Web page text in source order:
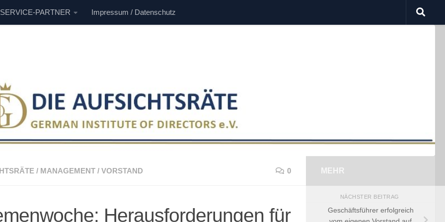
PARTNER Impressum / Datenschutz
/ MANAGEMENT / VORSTAND 0
Herausforderungen für
MEHR
NÄCHSTER BEITRAG
Geschäftsführer erfolgreich